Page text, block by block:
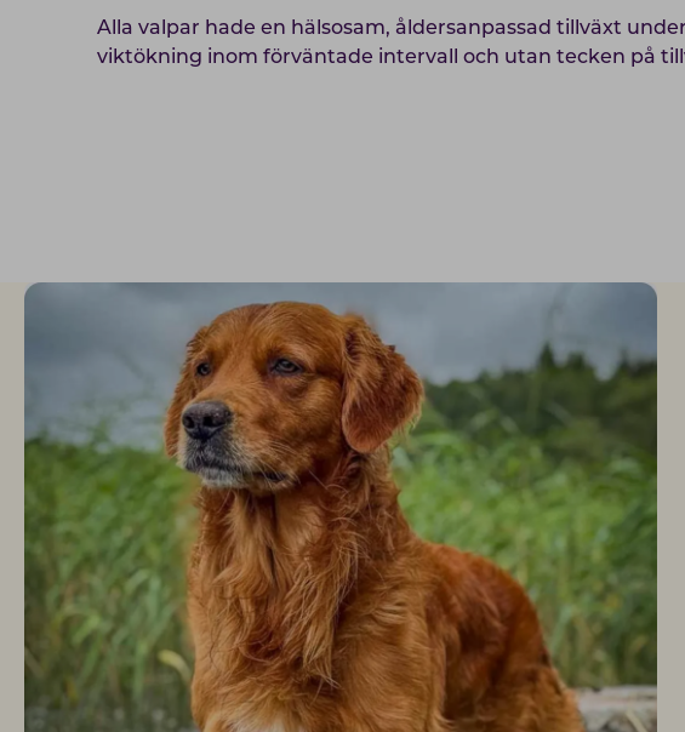
Alla valpar hade en hälsosam, åldersanpassad tillväxt
viktökning inom förväntade intervall och utan tecken på